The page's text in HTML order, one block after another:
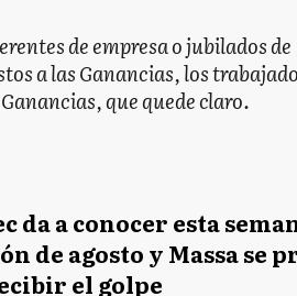
de empresa o jubilados de
a las Ganancias, los
que quede claro.
da a conocer esta
de agosto y Massa se
el golpe